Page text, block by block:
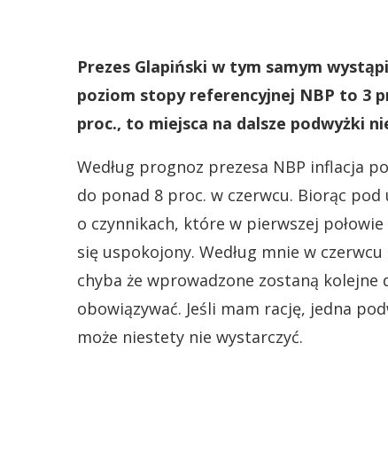
Prezes Glapiński w tym samym
poziom stopy referencyjnej NBP to 3
proc., to miejsca na dalsze podwyżki
Według prognoz prezesa NBP inflacja
do ponad 8 proc. w czerwcu. Biorąc
o czynnikach, które w pierwszej
się uspokojony. Według mnie w
chyba że wprowadzone zostaną kolejne
obowiązywać. Jeśli mam rację, jedna
może niestety nie wystarczyć.